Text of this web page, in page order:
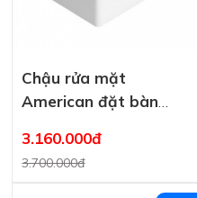
Chậu rửa mặt
American đặt bàn
Square
3.160.000đ
3.700.000đ